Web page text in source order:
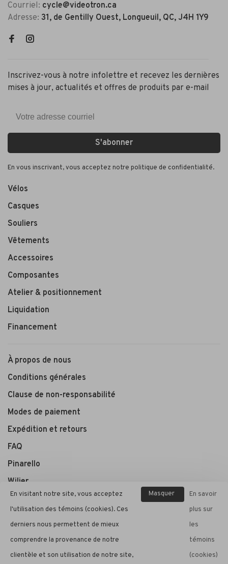
Courriel: cycle@videotron.ca
Adresse: 31, de Gentilly Ouest, Longueuil, QC, J4H 1Y9
Inscrivez-vous à notre infolettre et recevez les dernières
mises à jour, actualités et offres de produits par e-mail
S'abonner
En vous inscrivant, vous acceptez notre politique de confidentialité.
Vélos
Casques
Souliers
Vêtements
Accessoires
Composantes
Atelier & positionnement
Liquidation
Financement
À propos de nous
Conditions générales
Clause de non-responsabilité
Modes de paiement
Expédition et retours
FAQ
Pinarello
Wilier
André Cycle et Sport
En visitant notre site, vous acceptez
l'utilisation des témoins (cookies). Ces
derniers nous permettent de mieux
comprendre la provenance de notre
clientèle et son utilisation de notre site,
Masquer
En savoir
plus sur
les
témoins
(cookies)